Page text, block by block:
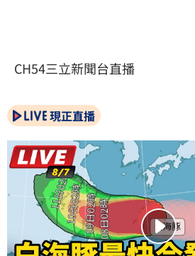
CH54三立新聞台直播
現正直播